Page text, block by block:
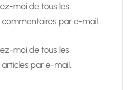
moi de tous les
par e-mail.
moi de tous les
par e-mail.